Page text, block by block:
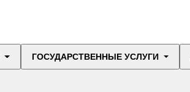
ГОСУДАРСТВЕННЫЕ УСЛУГИ